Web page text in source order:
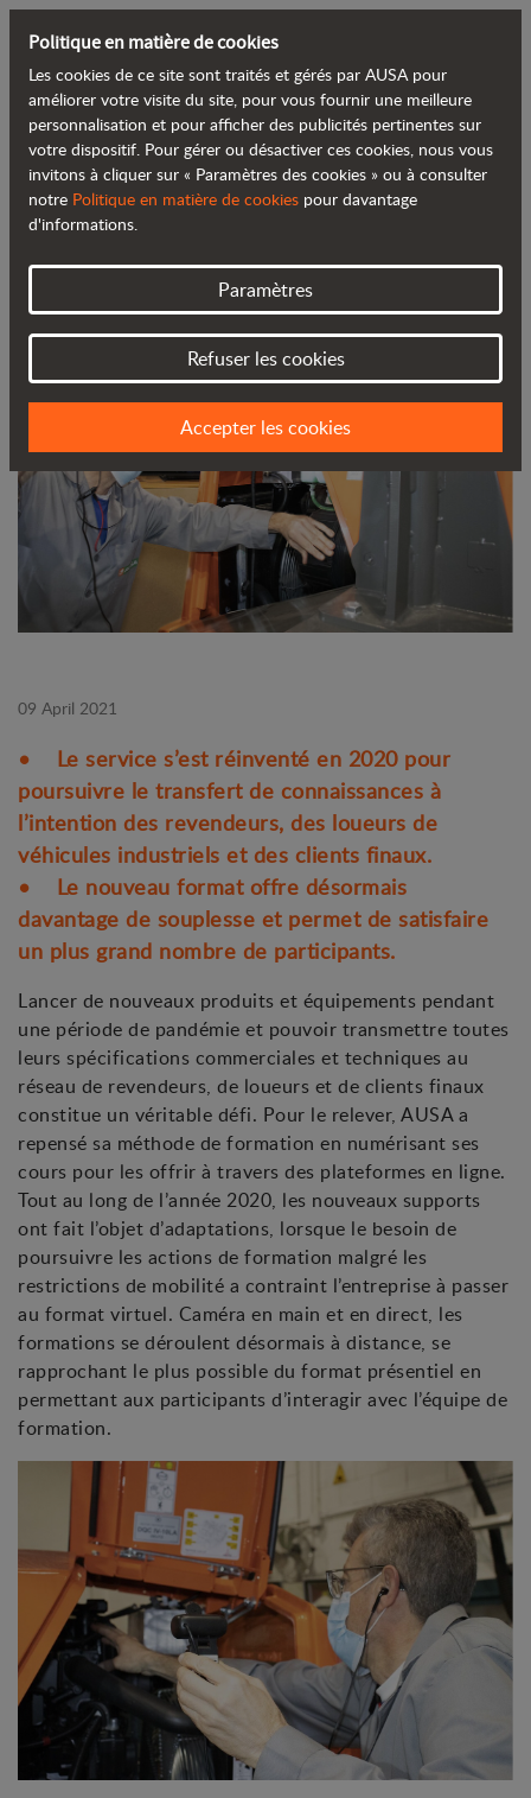
Retour au blog
AUSA numérise son service de
formation pour s’adapter à la nouvelle
09 April 2021
• Le service s’est réinventé en 2020 pour
poursuivre le transfert de connaissances à
l’intention des revendeurs, des loueurs de
véhicules industriels et des clients finaux.
• Le nouveau format offre désormais
davantage de souplesse et permet de satisfaire
un plus grand nombre de participants.
Lancer de nouveaux produits et équipements pendant
une période de pandémie et pouvoir transmettre toutes
leurs spécifications commerciales et techniques au
réseau de revendeurs, de loueurs et de clients finaux
constitue un véritable défi. Pour le relever, AUSA a
repensé sa méthode de formation en numérisant ses
cours pour les offrir à travers des plateformes en ligne.
Tout au long de l’année 2020, les nouveaux supports
ont fait l’objet d’adaptations, lorsque le besoin de
poursuivre les actions de formation malgré les
restrictions de mobilité a contraint l’entreprise à passer
au format virtuel. Caméra en main et en direct, les
formations se déroulent désormais à distance, se
rapprochant le plus possible du format présentiel en
permettant aux participants d’interagir avec l’équipe de
formation.
Politique en matière de cookies
Les cookies de ce site sont traités et gérés par AUSA pour
améliorer votre visite du site, pour vous fournir une meilleure
personnalisation et pour afficher des publicités pertinentes sur
votre dispositif. Pour gérer ou désactiver ces cookies, nous vous
invitons à cliquer sur « Paramètres des cookies » ou à consulter
notre Politique en matière de cookies pour davantage
d'informations.
Paramètres
Refuser les cookies
Accepter les cookies